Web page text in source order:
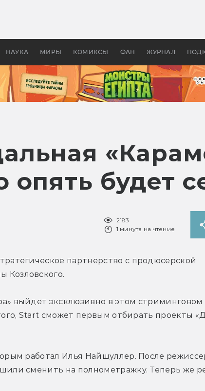
НАУКА МИРЫ КОМИКСЫ ФАН ЖУРНАЛ
в России —
бы «Властелина
опять будет
2183
1 минута на чтение
партнерство с продюсерской
Козловского.
выйдет эксклюзивно в этом стриминговом
Start сможет первым отбирать проекты
работал Илья Найшуллер. После
сменить на полнометражку. Теперь же